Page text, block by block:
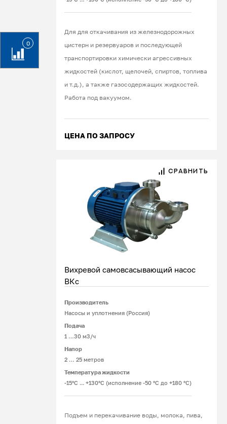
0
Для для откачивания из железнодорожных
цистерн и резервуаров и последующей
транспортировки химически агрессивных
жидкостей (кислот, щелочей, спиртов, топлива
и т.д.), а также газосодержащих жидкостей.
Работа под вакуумом.
ЦЕНА ПО ЗАПРОСУ
СРАВНИТЬ
Вихревой самовсасывающий насос
ВКс
Производитель
Насосы и уплотнения (Россия)
Подача
1 …30 м3/ч
Напор
2 … 25 метров
Температура жидкости
-15°С ... +130°С (исполнение -50 °С до +180 °С)
Подъем и перекачивание воды, молока, пива,